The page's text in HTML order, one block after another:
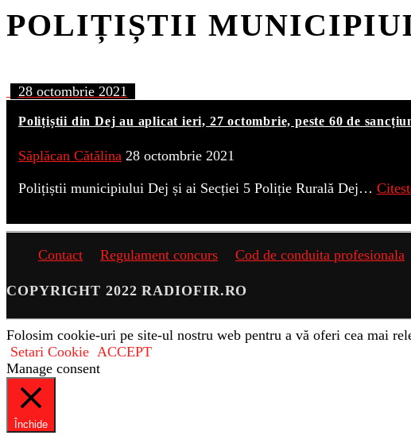
POLIȚIȘTII
28 octombrie 2021
Polițiștii din Dej au aplicat ieri, 27 octombrie, peste 60 de
Săplăcan Cătălina 28 octombrie 2021
Polițiștii municipiului Dej și ai Secției 5 Poliție Rurală Dej…
Contact Regulament concurs Cod de conduita profesionala
COPYRIGHT 2022 RADIOFIR.RO
Folosim cookie-uri pe site-ul nostru web pentru a vă oferi cea mai
Setari Cookie ACCEPT
Manage consent
Închide